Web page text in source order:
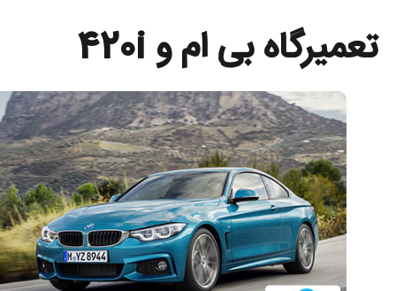
تعمیرگاه بی ام و 420i